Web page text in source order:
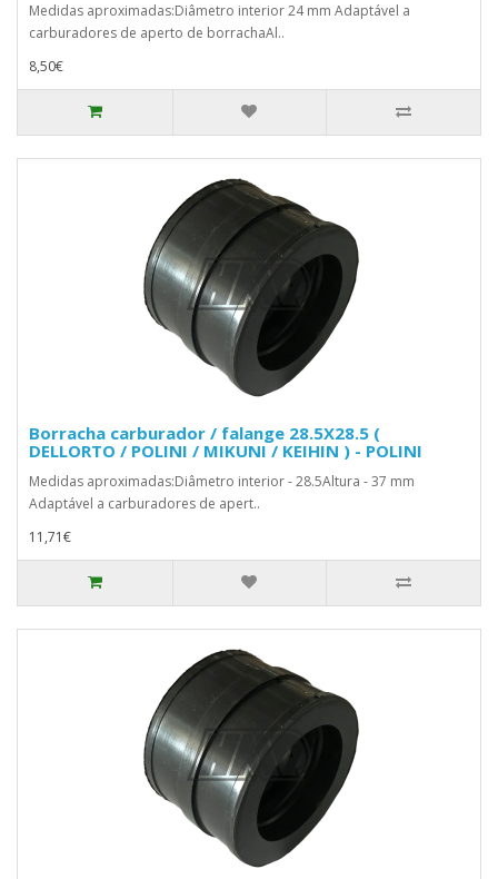
Medidas aproximadas:Diâmetro interior 24 mm Adaptável a
carburadores de aperto de borrachaAl..
8,50€
Borracha carburador / falange 28.5X28.5 (
DELLORTO / POLINI / MIKUNI / KEIHIN ) - POLINI
Medidas aproximadas:Diâmetro interior - 28.5Altura - 37 mm
Adaptável a carburadores de apert..
11,71€